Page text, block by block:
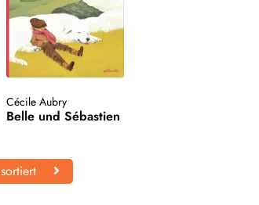
Cécile Aubry
Belle und Sébastien